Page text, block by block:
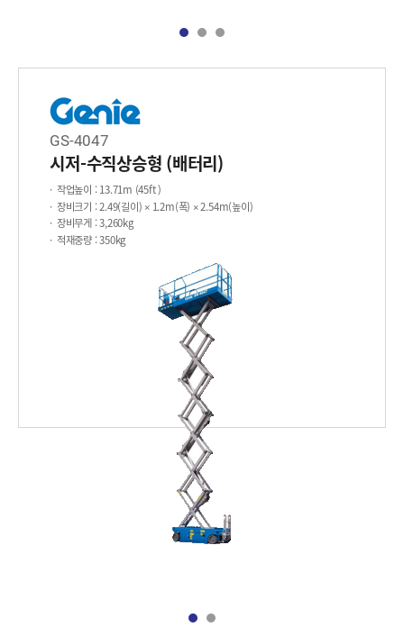
GS-4047
시저-수직상승형 (배터리)
작업높이 : 13.71m (45ft )
장비크기 : 2.49(길이) × 1.2m(폭) × 2.54m(높이)
장비무게: 3,260kg
적재중량: 350kg